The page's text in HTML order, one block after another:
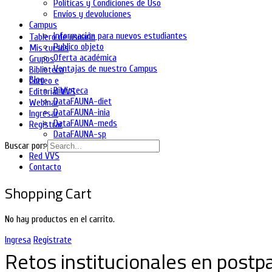
Políticas y Condiciones de Uso
Envíos y devoluciones
Campus
Información para nuevos estudiantes
Publico objeto
Oferta académica
Ventajas de nuestro Campus
Blog
Biblioteca
DataFAUNA-diet
DataFAUNA-inia
DataFAUNA-meds
DataFAUNA-sp
DataFAUNA-Org
Red VVS
Contacto
Shopping Cart
No hay productos en el carrito.
Ingresa Regístrate
Tablero de usuario
Mis cursos
Grupos
Biblioteca
Correo e
Editorial VVS
Webinar
Ingresar
Registrar
Buscar por:
Retos institucionales en